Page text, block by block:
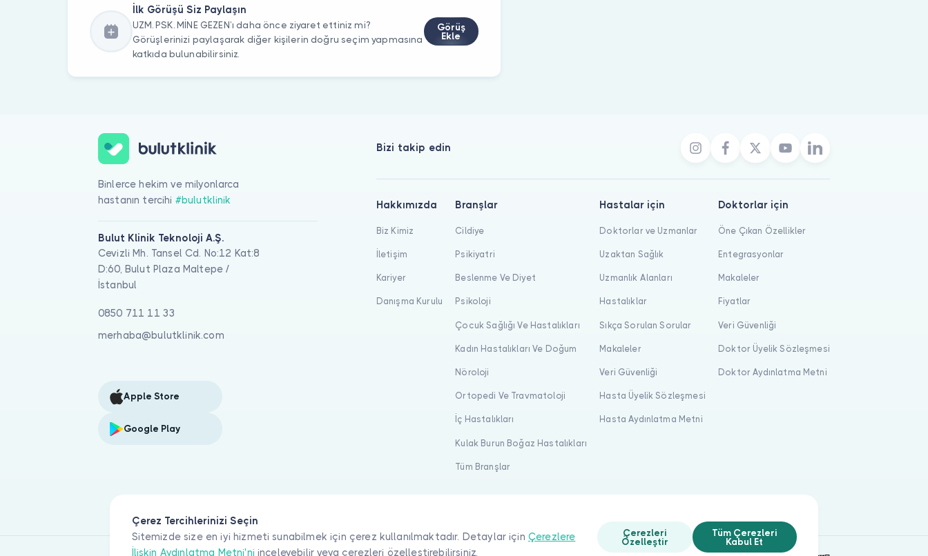
İlk Görüşü Siz Paylaşın
UZM. PSK. MİNE GEZEN’ı daha önce ziyaret ettiniz mi?
Görüşlerinizi paylaşarak diğer kişilerin doğru seçim yapmasına
katkıda bulunabilirsiniz.
Görüş
Ekle
Çerez Tercihlerinizi Seçin
Sitemizde size en iyi hizmeti sunabilmek için çerez kullanılmaktadır. Detaylar için Çerezlere
İlişkin Aydınlatma Metni'ni inceleyebilir veya çerezleri özelleştirebilirsiniz.
Çerezleri
Özelleştir
Tüm Çerezleri
Kabul Et
Binlerce hekim ve milyonlarca
hastanın tercihi #bulutklinik
Bulut Klinik Teknoloji A.Ş.
Cevizli Mh. Tansel Cd. No:12 Kat:8
D:60, Bulut Plaza Maltepe /
İstanbul
0850 711 11 33
merhaba@bulutklinik.com
Apple Store
Google Play
Bizi takip edin
Hakkımızda
Biz Kimiz
İletişim
Kariyer
Danışma Kurulu
Branşlar
Cildiye
Psikiyatri
Beslenme Ve Diyet
Psikoloji
Çocuk Sağlığı Ve Hastalıkları
Kadın Hastalıkları Ve Doğum
Nöroloji
Ortopedi Ve Travmatoloji
İç Hastalıkları
Kulak Burun Boğaz Hastalıkları
Tüm Branşlar
Hastalar için
Doktorlar ve Uzmanlar
Uzaktan Sağlık
Uzmanlık Alanları
Hastalıklar
Sıkça Sorulan Sorular
Makaleler
Veri Güvenliği
Hasta Üyelik Sözleşmesi
Hasta Aydınlatma Metni
Doktorlar için
Öne Çıkan Özellikler
Entegrasyonlar
Makaleler
Fiyatlar
Veri Güvenliği
Doktor Üyelik Sözleşmesi
Doktor Aydınlatma Metni